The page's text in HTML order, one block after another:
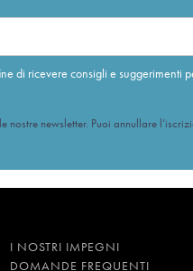
di ricevere consigli e suggerimenti
nostre newsletter. Puoi annullare
I NOSTRI IMPEGNI
DOMANDE FREQUENTI